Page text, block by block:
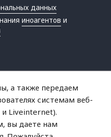
данных
иноагентов и
а также передаем
системам веб-
Liveinternet).
вы даете нам